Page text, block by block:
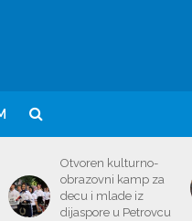
Otvoren kulturno-
obrazovni kamp za
decu i mlade iz
dijaspore u Petrovcu